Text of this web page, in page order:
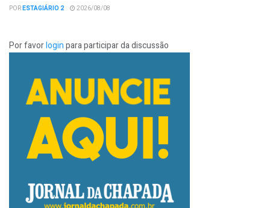
PORESTAGIÁRIO 2 2026/08/08
Por favorloginpara participar da discussão